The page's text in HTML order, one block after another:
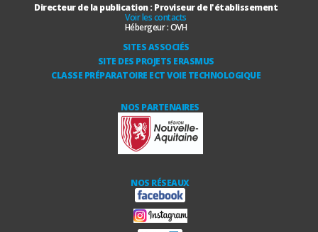
Directeur de la publication : Proviseur de l'établissement
Voir les contacts
Hébergeur :OVH
SITES ASSOCIÉS
SITE DES PROJETS ERASMUS
CLASSE PRÉPARATOIRE ECT VOIE TECHNOLOGIQUE
NOS PARTENAIRES
NOS RÉSEAUX